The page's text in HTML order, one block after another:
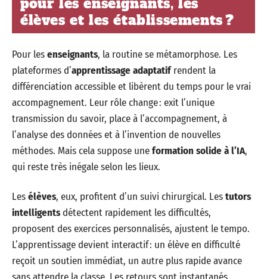
élèves et les établissements ?
Pour lesenseignants, la routine se métamorphose. Les
plateformes d’apprentissage adaptatifrendent la
différenciation accessible et libèrent du temps pour le vrai
accompagnement. Leur rôle change : exit l’unique
transmission du savoir, place à l’accompagnement, à
l’analyse des données et à l’invention de nouvelles
méthodes. Mais cela suppose uneformation solide à l’IA,
qui reste très inégale selon les lieux.
Lesélèves, eux, profitent d’un suivi chirurgical. Lestutors
intelligentsdétectent rapidement les difficultés,
proposent des exercices personnalisés, ajustent le tempo.
L’apprentissage devient interactif : un élève en difficulté
reçoit un soutien immédiat, un autre plus rapide avance